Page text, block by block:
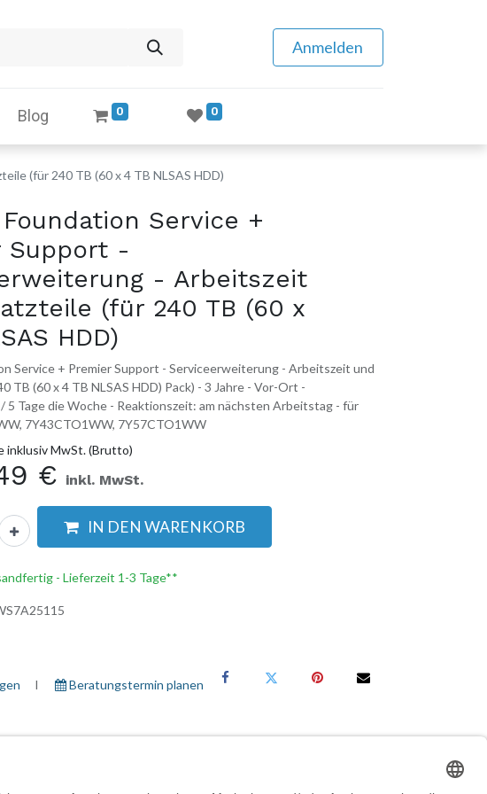
Anmelden
Blog 0 0
(für 240 TB (60 x 4 TB NLSAS HDD)
Service +
Support -
- Arbeitszeit
(für 240 TB (60 x
HDD)
Service + Premier Support - Serviceerweiterung - Arbeitszeit und
TB (60 x 4 TB NLSAS HDD) Pack) - 3 Jahre - Vor-Ort -
5 Tage die Woche - Reaktionszeit: am nächsten Arbeitstag - für
7Y43CTO1WW, 7Y57CTO1WW
inklusiv MwSt. (Brutto)
€ inkl. MwSt.
IN DEN WARENKORB
- Lieferzeit 1-3 Tage**
I ​ Beratungstermin planen